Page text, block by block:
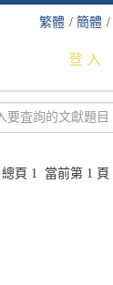
繁體 / 簡體 /
登 入
總頁 1 當前第 1 頁